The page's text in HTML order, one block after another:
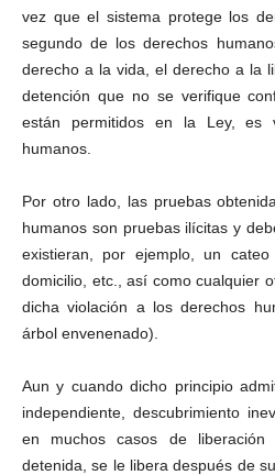
vez que el sistema protege los
segundo de los derechos
derecho a la vida, el derecho a la
detención que no se verifique
están permitidos en la Ley, es
humanos.
Por otro lado, las pruebas
humanos son pruebas ilícitas y
existieran, por ejemplo, un
domicilio, etc., así como cualquier
dicha violación a los derechos
árbol envenenado).
Aun y cuando dicho principio
independiente, descubrimiento
en muchos casos de
detenida, se le libera después de